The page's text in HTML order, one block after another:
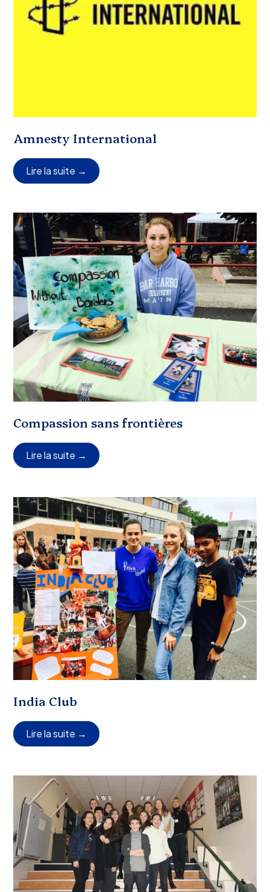
Amnesty International
Lire la suite →
Compassion sans frontières
Lire la suite →
India Club
Lire la suite →